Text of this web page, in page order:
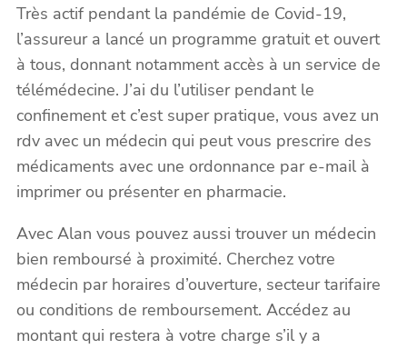
Très actif pendant la pandémie de Covid-19,
l’assureur a lancé un programme gratuit et ouvert
à tous, donnant notamment accès à un service de
télémédecine. J’ai du l’utiliser pendant le
confinement et c’est super pratique, vous avez un
rdv avec un médecin qui peut vous prescrire des
médicaments avec une ordonnance par e-mail à
imprimer ou présenter en pharmacie.
Avec Alan vous pouvez aussi trouver un médecin
bien remboursé à proximité. Cherchez votre
médecin par horaires d’ouverture, secteur tarifaire
ou conditions de remboursement. Accédez au
montant qui restera à votre charge s’il y a